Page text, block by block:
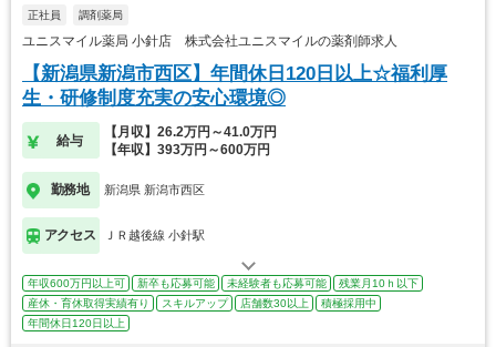
正社員 調剤薬局
ユニスマイル薬局 小針店 株式会社ユニスマイルの薬剤師求人
【新潟県新潟市西区】年間休日120日以上☆福利厚
生・研修制度充実の安心環境◎
給与
【月収】26.2万円～41.0万円
【年収】393万円～600万円
勤務地 新潟県 新潟市西区
アクセス ＪＲ越後線 小針駅
年収600万円以上可 新卒も応募可能 未経験者も応募可能
残業月10ｈ以下
産休・育休取得実績有り
スキルアップ 店舗数30以上
積極採用中
年間休日120日以上